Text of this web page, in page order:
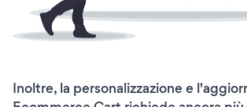
Inoltre, la personalizzazione e